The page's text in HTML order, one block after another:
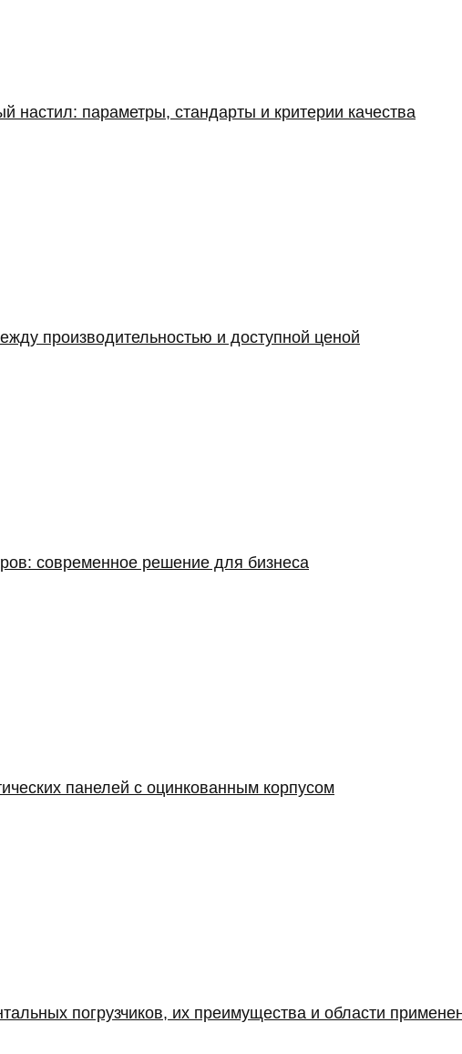
настил: параметры, стандарты и критерии качества
производительностью и доступной ценой
современное решение для бизнеса
панелей с оцинкованным корпусом
погрузчиков, их преимущества и области